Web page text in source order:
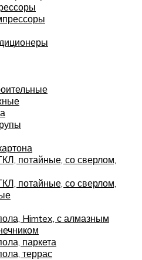
потайные, со сверлом,
потайные, со сверлом,
Himtex, с алмазным
паркета
террас